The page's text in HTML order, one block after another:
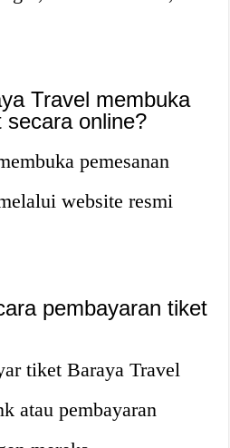
Travel membuka
secara online?
pemesanan
website resmi
pembayaran tiket
tiket Baraya Travel
atau pembayaran